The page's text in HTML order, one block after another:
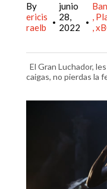
By
ericis
raelb
•
junio
28,
2022
•
El Gran Luchador,
caigas, no pierdas la